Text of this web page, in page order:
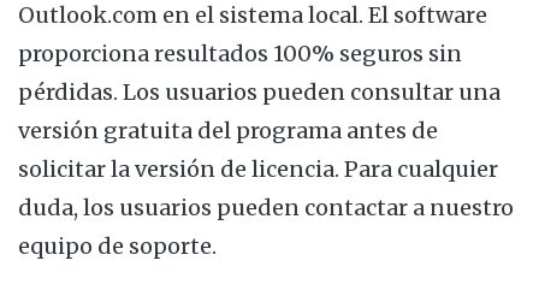
Outlook.com en el sistema local. El software
proporciona resultados 100% seguros sin
pérdidas. Los usuarios pueden consultar una
versión gratuita del programa antes de
solicitar la versión de licencia. Para cualquier
duda, los usuarios pueden contactar a nuestro
equipo de soporte.